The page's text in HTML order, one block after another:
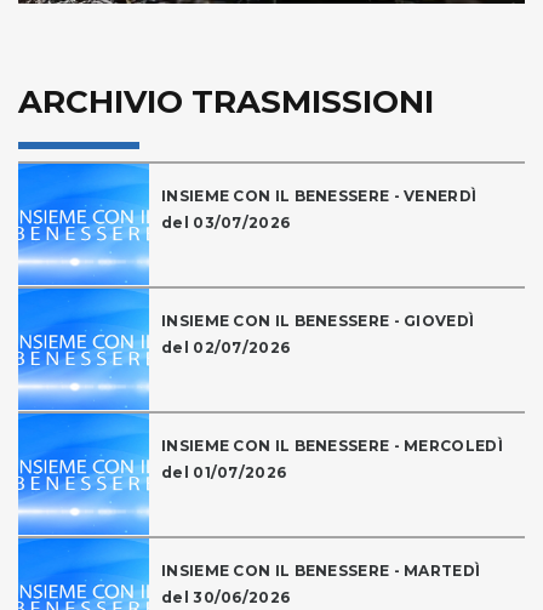
ARCHIVIO TRASMISSIONI
INSIEME CON IL BENESSERE - VENERDÌ
del 03/07/2026
INSIEME CON IL BENESSERE - GIOVEDÌ
del 02/07/2026
INSIEME CON IL BENESSERE - MERCOLEDÌ
del 01/07/2026
INSIEME CON IL BENESSERE - MARTEDÌ
del 30/06/2026